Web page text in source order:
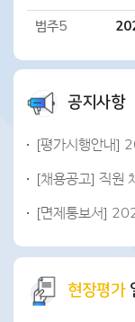
범주5
공지사항
[채용공고] 직원
현장평가